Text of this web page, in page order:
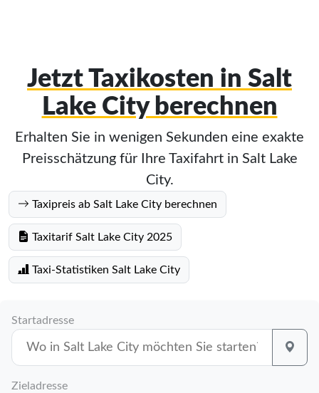
Jetzt Taxikosten in Salt
Lake City berechnen
Erhalten Sie in wenigen Sekunden eine exakte
Preisschätzung für Ihre Taxifahrt in Salt Lake
City.
Taxipreis ab Salt Lake City berechnen
Taxitarif Salt Lake City 2025
Taxi-Statistiken Salt Lake City
Startadresse
Zieladresse